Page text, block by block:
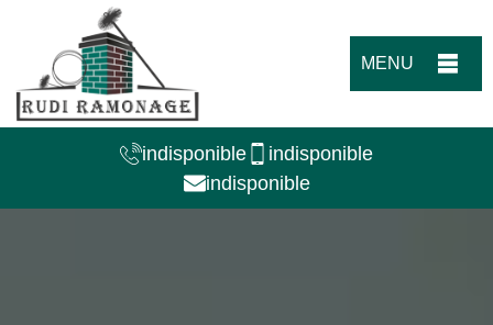
MENU
indisponible
indisponible
indisponible